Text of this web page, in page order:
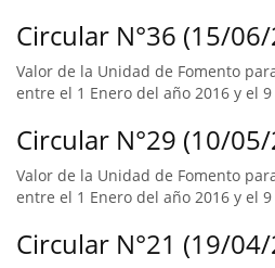
Circular N°36 (15/
Valor de la Unidad de Fomento
entre el 1 Enero del año 2016 y el
Circular N°29 (10/
Valor de la Unidad de Fomento
entre el 1 Enero del año 2016 y el
Circular N°21 (19/